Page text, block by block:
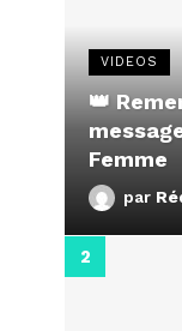
VIDEOS
👑
Femme
par